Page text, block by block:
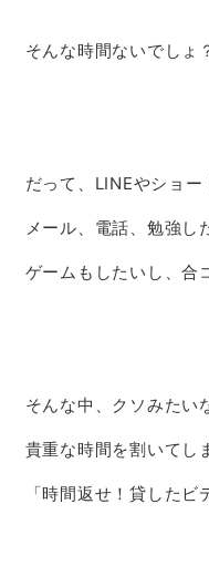
そんな時間ないでしょ
だって、LINEやショー
メール、電話、勉強し
ゲームもしたいし、合
そんな中、クソみたい
貴重な時間を割いてし
「時間返せ！貸したビ